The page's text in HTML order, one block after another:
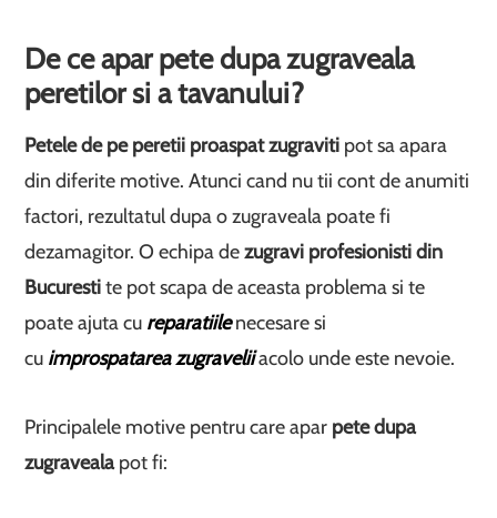
De ce apar pete dupa zugraveala
peretilor si a tavanului?
Petele de pe peretii proaspat zugraviti pot sa apara
din diferite motive. Atunci cand nu tii cont de anumiti
factori, rezultatul dupa o zugraveala poate fi
dezamagitor. O echipa dezugravi profesionisti din
Bucurestite pot scapa de aceasta problema si te
poate ajuta cu reparatiilenecesare si
cu improspatarea zugraveliiacolo unde este nevoie.
Principalele motive pentru care apar pete dupa
zugravealapot fi: